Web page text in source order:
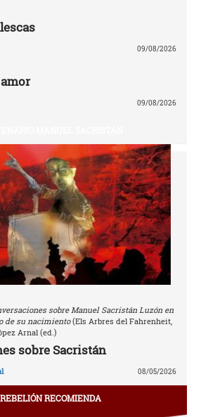
09/08/2026
09/08/2026
sobre Manuel Sacristán Luzón en
de su nacimiento(Els Arbres del Fahrenheit,
Arnal (ed.)
sobre Sacristán
08/05/2026
REBELIÓN RECOMIENDA